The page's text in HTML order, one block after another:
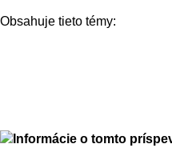
Obsahuje tieto témy:
Informácie o tomto